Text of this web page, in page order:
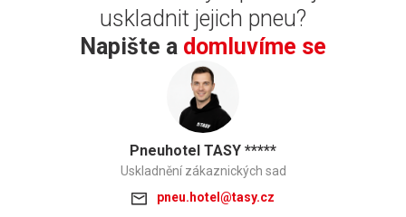
uskladnit jejich pneu?
Napište a domluvíme se
Pneuhotel TASY *****
Uskladnění zákaznických sad
pneu.hotel@tasy.cz